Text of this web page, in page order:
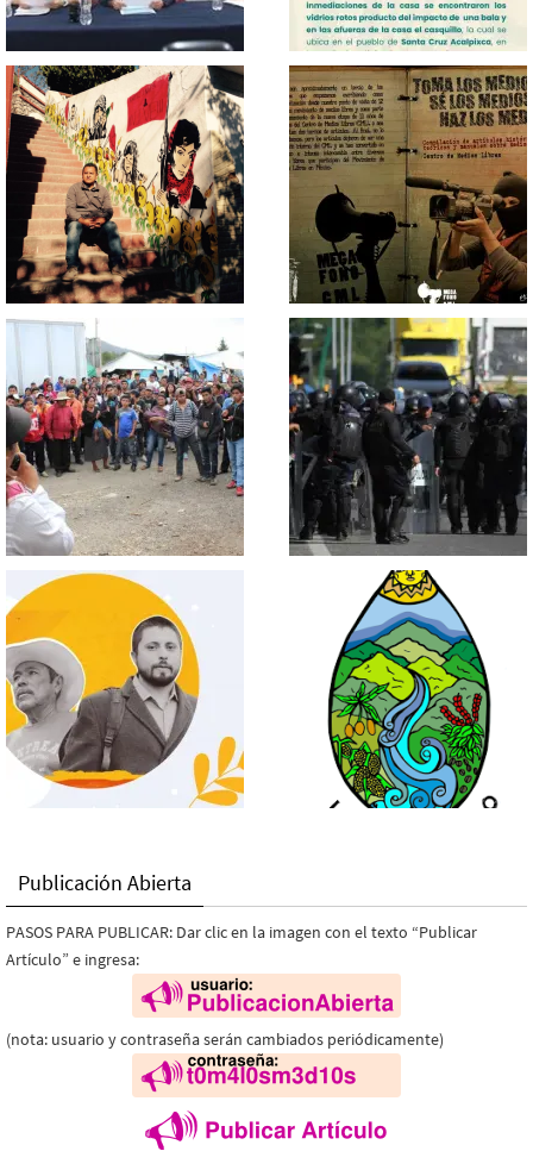
Publicación Abierta
PASOS PARA PUBLICAR: Dar clic en la imagen con el texto “Publicar
Artículo” e ingresa:
(nota: usuario y contraseña serán cambiados periódicamente)